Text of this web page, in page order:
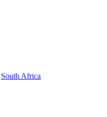
South Africa